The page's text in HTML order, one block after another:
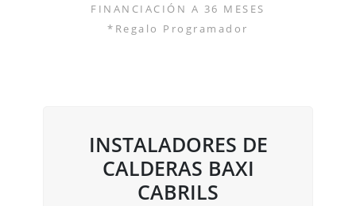
FINANCIACIÓN A 36 MESES
*Regalo Programador
INSTALADORES DE
CALDERAS BAXI
CABRILS